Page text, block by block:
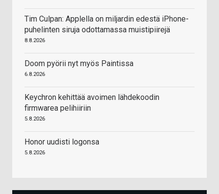
Tim Culpan: Applella on miljardin edestä iPhone-
puhelinten siruja odottamassa muistipiirejä
8.8.2026
Doom pyörii nyt myös Paintissa
6.8.2026
Keychron kehittää avoimen lähdekoodin
firmwarea pelihiiriin
5.8.2026
Honor uudisti logonsa
5.8.2026